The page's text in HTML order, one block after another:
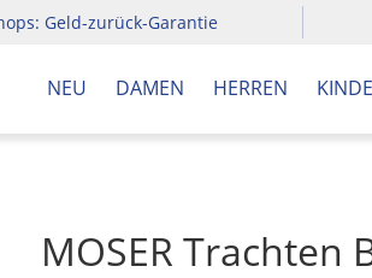
springen
Geld-zurück-Garantie
NEU DAMEN HERREN
MOSER